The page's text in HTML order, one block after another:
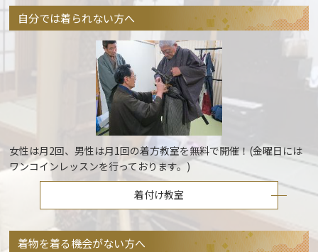
自分では着られない方へ
女性は月2回、男性は月1回の着方教室を無料で開催！(金曜日には
ワンコインレッスンを行っております。)
着付け教室
着物を着る機会がない方へ